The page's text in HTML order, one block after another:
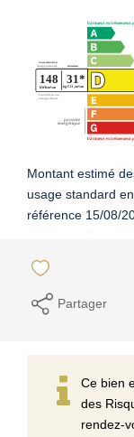
Montant estimé
usage standard
référence 15/08/
Partager
Ce bien
des
rendez-